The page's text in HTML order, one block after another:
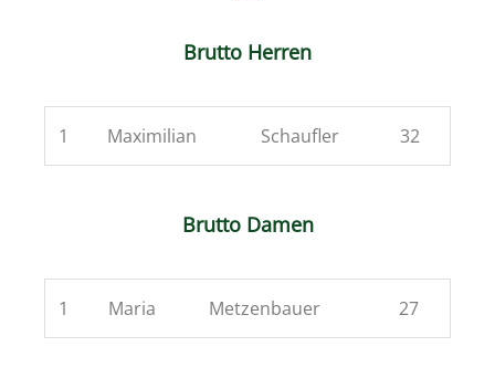
Brutto Herren
1 Maximilian Schaufler 32
Brutto Damen
1 Maria Metzenbauer 27